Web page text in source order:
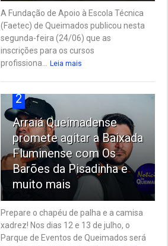
A Fundação de Apoio à Escola Técnica
(Faetec) de Queimados publicou nesta
segunda-feira (24/06) que as
inscrições para os cursos
profissiona...
Leia mais
2
Arraiá Queimadense
promete agitar a Baixada
Fluminense com Os
Barões da Pisadinha e
muito mais
Prepare o chapéu de palha e a camisa
xadrez! Nos dias 12 e 13 de julho, o
Parque de Eventos de Queimados será